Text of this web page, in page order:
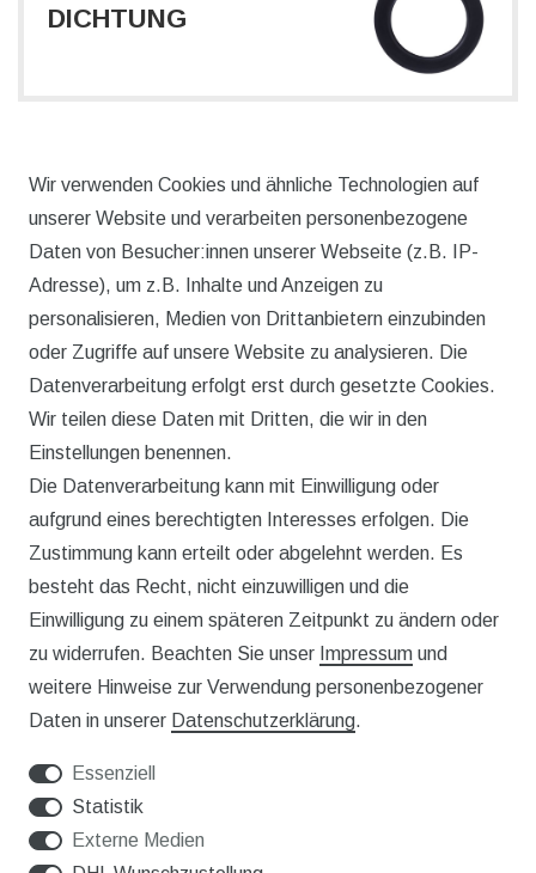
DICHTUNG
Rechtliches
AGB
WIDERRUFSRECHT
IMPRESSUM
DATENSCHUTZERKLÄRUNG
Service
VERSAND
Wir verwenden Cookies und ähnliche Technologien auf
unserer Website und verarbeiten personenbezogene
Daten von Besucher:innen unserer Webseite (z.B. IP-
Adresse), um z.B. Inhalte und Anzeigen zu
personalisieren, Medien von Drittanbietern einzubinden
oder Zugriffe auf unsere Website zu analysieren. Die
Datenverarbeitung erfolgt erst durch gesetzte Cookies.
Wir teilen diese Daten mit Dritten, die wir in den
Einstellungen benennen.
Die Datenverarbeitung kann mit Einwilligung oder
aufgrund eines berechtigten Interesses erfolgen. Die
Zustimmung kann erteilt oder abgelehnt werden. Es
besteht das Recht, nicht einzuwilligen und die
Einwilligung zu einem späteren Zeitpunkt zu ändern oder
zu widerrufen. Beachten Sie unser Impressum und
weitere Hinweise zur Verwendung personenbezogener
Daten in unserer Daten­schutz­erklärung.
Essenziell
Statistik
Externe Medien